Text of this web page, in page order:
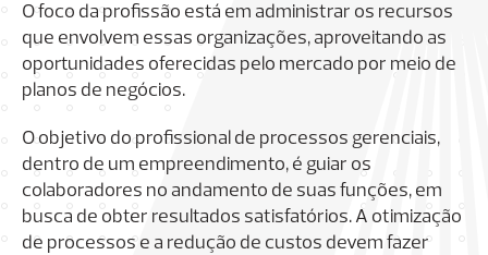
O foco da profissão está em administrar os recursos
que envolvem essas organizações, aproveitando as
oportunidades oferecidas pelo mercado por meio de
planos de negócios.
O objetivo do profissional de processos gerenciais,
dentro de um empreendimento, é guiar os
colaboradores no andamento de suas funções, em
busca de obter resultados satisfatórios. A otimização
de processos e a redução de custos devem fazer